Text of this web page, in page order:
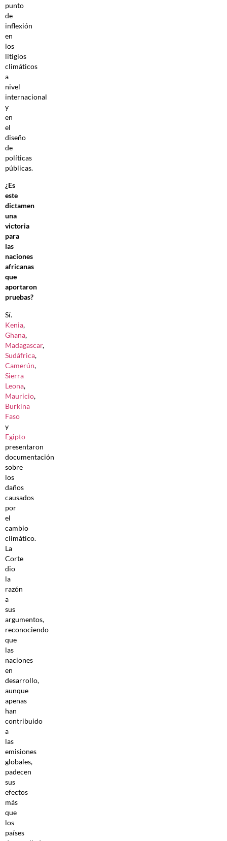
punto
de
inflexión
en
los
litigios
climáticos
a
nivel
internacional
y
en
el
diseño
de
políticas
públicas.
¿Es
este
dictamen
una
victoria
para
las
naciones
africanas
que
aportaron
pruebas?
Sí.
Kenia,
Ghana,
Madagascar,
Sudáfrica,
Camerún,
Sierra
Leona,
Mauricio,
Burkina
Faso
y
Egipto
presentaron
documentación
sobre
los
daños
causados
por
el
cambio
climático.
La
Corte
dio
la
razón
a
sus
argumentos,
reconociendo
que
las
naciones
en
desarrollo,
aunque
apenas
han
contribuido
a
las
emisiones
globales,
padecen
sus
efectos
más
que
los
países